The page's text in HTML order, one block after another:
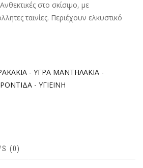
στο σκίσιμο, με
ταινίες. Περιέχουν ελκυστικό
- ΥΓΡΑ ΜΑΝΤΗΛΑΚΙΑ -
- ΥΓΙΕΙΝΗ
(0)